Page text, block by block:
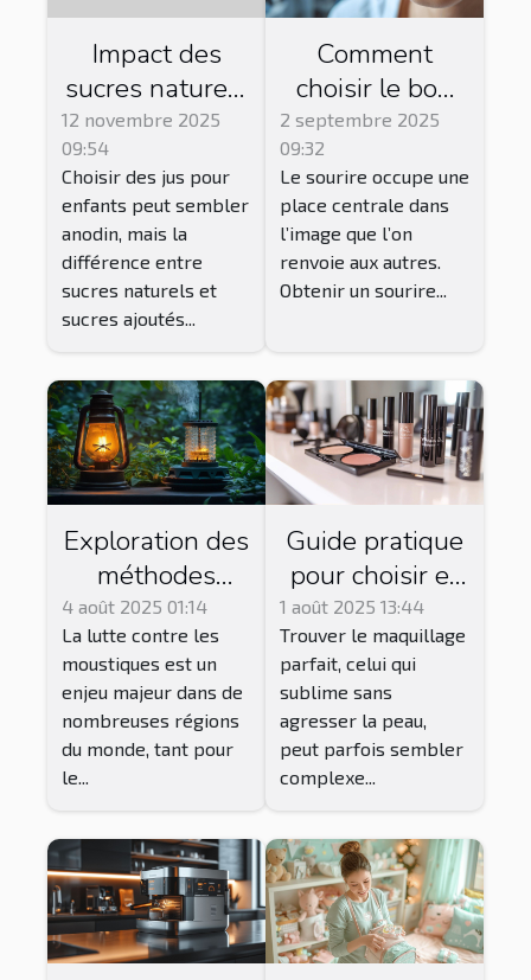
Impact des
sucres naturels
vs. ajoutés
dans les jus
pour enfants
12 novembre 2025
09:54
Choisir des jus pour
enfants peut sembler
anodin, mais la
différence entre
sucres naturels et
sucres ajoutés...
Comment
choisir le bon
traitement
esthétique
dentaire pour
votre sourire ?
2 septembre 2025
09:32
Le sourire occupe une
place centrale dans
l’image que l’on
renvoie aux autres.
Obtenir un sourire...
Exploration des
méthodes
traditionnelles
et modernes de
lutte contre les
moustiques
4 août 2025 01:14
La lutte contre les
moustiques est un
enjeu majeur dans de
nombreuses régions
du monde, tant pour
le...
Guide pratique
pour choisir et
acheter du
maquillage
Younique
adapté à votre
peau
1 août 2025 13:44
Trouver le maquillage
parfait, celui qui
sublime sans
agresser la peau,
peut parfois sembler
complexe...